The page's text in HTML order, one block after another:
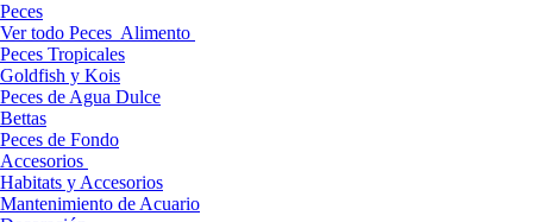
Peces
Ver todo Peces Alimento
Peces Tropicales
Goldfish y Kois
Peces de Agua Dulce
Bettas
Peces de Fondo
Accesorios
Habitats y Accesorios
Mantenimiento de Acuario